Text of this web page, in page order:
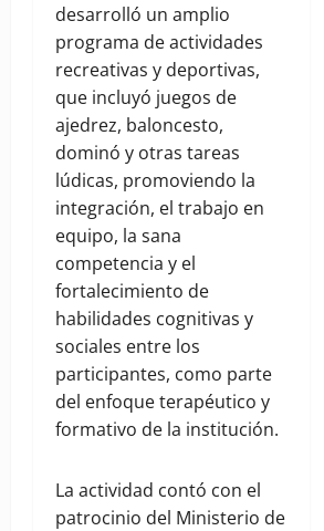
desarrolló un amplio
programa de actividades
recreativas y deportivas,
que incluyó juegos de
ajedrez, baloncesto,
dominó y otras tareas
lúdicas, promoviendo la
integración, el trabajo en
equipo, la sana
competencia y el
fortalecimiento de
habilidades cognitivas y
sociales entre los
participantes, como parte
del enfoque terapéutico y
formativo de la institución.
La actividad contó con el
patrocinio del Ministerio de